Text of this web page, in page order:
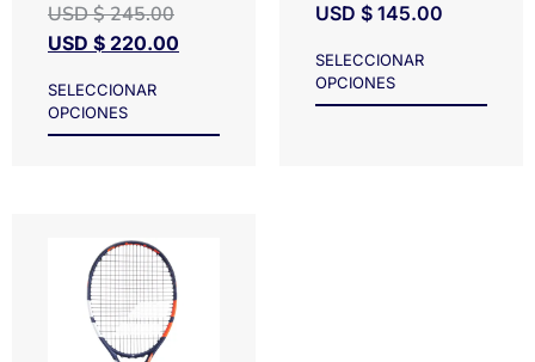
USD $245.00
USD $ 220.00
SELECCIONAR
OPCIONES
USD $ 145.00
SELECCIONAR
OPCIONES